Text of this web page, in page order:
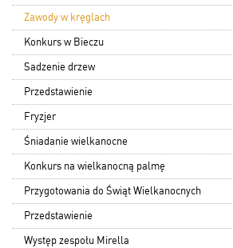
Zawody w kręglach
Konkurs w Bieczu
Sadzenie drzew
Przedstawienie
Fryzjer
Śniadanie wielkanocne
Konkurs na wielkanocną palmę
Przygotowania do Świąt Wielkanocnych
Przedstawienie
Występ zespołu Mirella